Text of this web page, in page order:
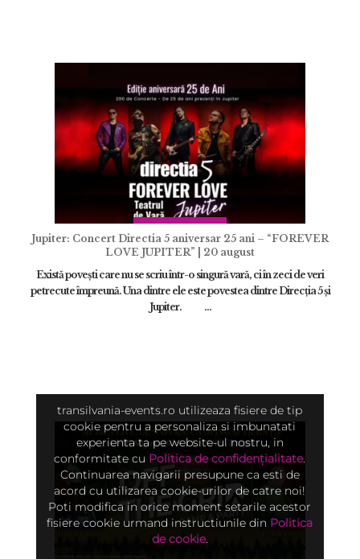
Jupiter: Concert Directia 5 aniversar 25 ani – “FOREVER
LOVE JUPITER” | 20 august
Există povești care nu se scriu într-o singură vară, ci în zeci de veri
petrecute împreună. Una dintre ele este povestea dintre Direcția 5 și
Jupiter. ...
transilvania-events.ro utilizeaza fisiere de tip
cookie pentru a personaliza si imbunatati
experienta ta pe website-ul nostru, in
conformitate cu Politica de confidențialitate.
Continuarea navigarii presupune ca esti de
acord cu utilizarea cookie-urilor de catre noi!
Poti modifica in orice moment setarile acestor
fisiere cookie urmand instructiunile din Politica
de cookie.